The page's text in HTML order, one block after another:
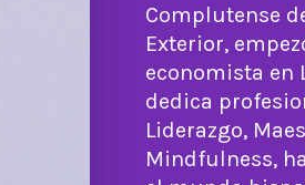
Complutense
Exterior,
economista en
dedica
Liderazgo,
Mindfulness,